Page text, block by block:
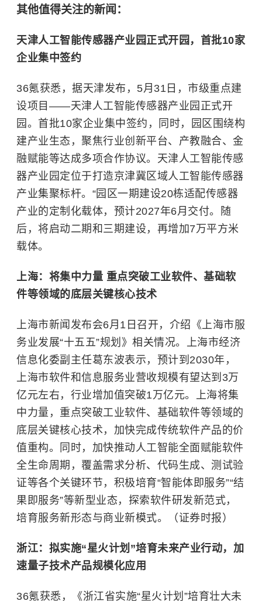
其他值得关注的新闻：
天津人工智能传感器产业园正式开园，首批10家
企业集中签约
36氪获悉，据天津发布，5月31日，市级重点建
设项目——天津人工智能传感器产业园正式开
园。首批10家企业集中签约，同时，园区围绕构
建产业生态，聚焦行业创新平台、产教融合、金
融赋能等达成多项合作协议。天津人工智能传感
器产业园定位于打造京津冀区域人工智能传感器
产业集聚标杆。“园区一期建设20栋适配传感器
产业的定制化载体，预计2027年6月交付。随
后，将启动二期和三期建设，再增加7万平方米
载体。
上海：将集中力量 重点突破工业软件、基础软
件等领域的底层关键核心技术
上海市新闻发布会6月1日召开，介绍《上海市服
务业发展“十五五”规划》相关情况。上海市经济
信息化委副主任葛东波表示，预计到2030年，
上海市软件和信息服务业营收规模有望达到3万
亿元左右，行业增加值突破1万亿元。上海将集
中力量，重点突破工业软件、基础软件等领域的
底层关键核心技术，加快完成传统软件产品的价
值重构。同时，加快推动人工智能全面赋能软件
全生命周期，覆盖需求分析、代码生成、测试验
证等各个关键环节，积极培育“智能体即服务”“结
果即服务”等新型业态，探索软件研发新范式，
培育服务新形态与商业新模式。（证券时报）
浙江：拟实施“星火计划”培育未来产业行动，加
速量子技术产品规模化应用
36氪获悉，《浙江省实施“星火计划”培育壮大未